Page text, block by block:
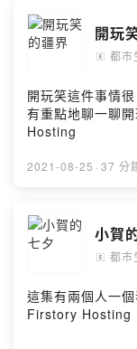
開玩
🄴 都市
開玩笑這件事情
有重點地聊一聊
Hosting
2021-08-25 · 37 分
小賀
🄴 都市
這集有兩個人一
Firstory Hosting